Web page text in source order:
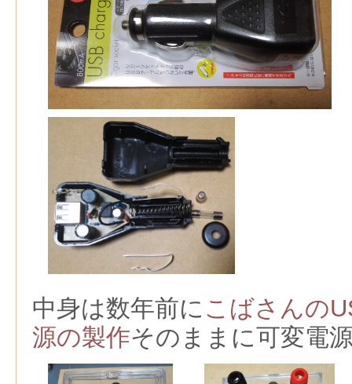
中身は数年前に こばさんの
源の製作そのままに可変電